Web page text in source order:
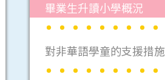
畢業生升讀小學概況
對非華語學童的支援措施